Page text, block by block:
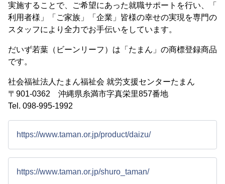
実施することで、ご希望にあった就職サポートを行い、「
利用者様」「ご家族」「企業」皆様の幸せの実現を専門の
スタッフにより全力でお手伝いをしています。
だいず若葉（ビーンリーフ）は「たまん」の商標登録商品
です。
社会福祉法人たまん福祉会 就労支援センターたまん
〒901-0362 沖縄県糸満市字真栄里857番地
Tel. 098-995-1992
https://www.taman.or.jp/product/daizu/
https://www.taman.or.jp/shuro_taman/